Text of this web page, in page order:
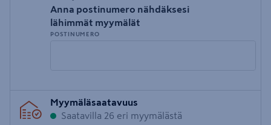
Anna postinumero nähdäksesi
lähimmät myymälät
POSTINUMERO
postinumero
Myymäläsaatavuus
Saatavilla 26 eri myymälästä